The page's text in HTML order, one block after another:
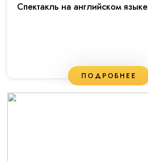
Спектакль на английском языке
ПОДРОБНЕЕ